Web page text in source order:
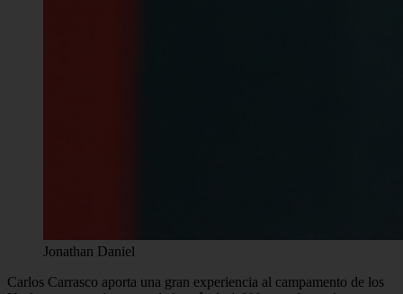
Jonathan Daniel
Carlos Carrasco aporta una gran experiencia al campamento de los